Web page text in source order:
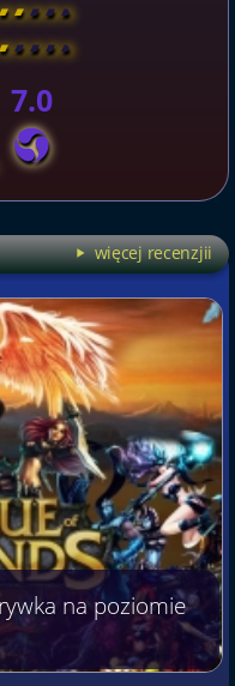
\ \ \ \ ]
\ \ \ \ ]
7.0
więcej recenzjii
na poziomie